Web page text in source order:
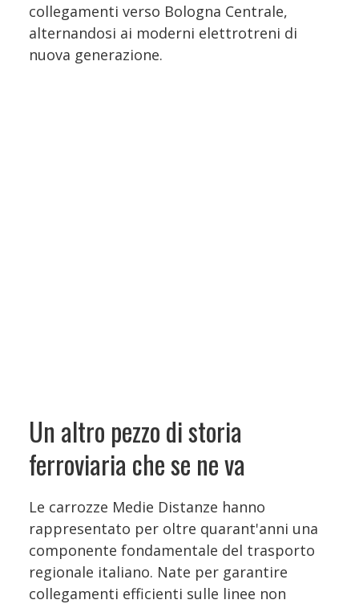
collegamenti verso Bologna Centrale,
alternandosi ai moderni elettrotreni di
nuova generazione.
Un altro pezzo di storia
ferroviaria che se ne va
Le carrozze Medie Distanze hanno
rappresentato per oltre quarant'anni una
componente fondamentale del trasporto
regionale italiano. Nate per garantire
collegamenti efficienti sulle linee non